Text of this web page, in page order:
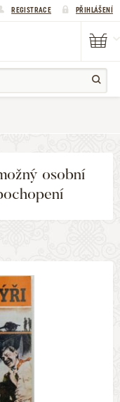
REGISTRACE PŘIHLÁŠENÍ
osobní